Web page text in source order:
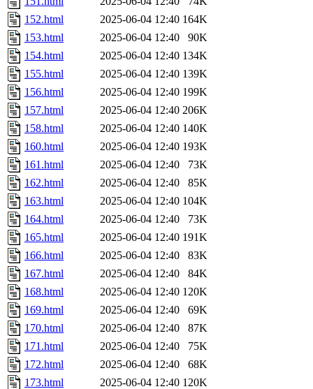
152.html
2025-06-04 12:40 164K
153.html
2025-06-04 12:40
90K
154.html
2025-06-04 12:40 134K
155.html
2025-06-04 12:40 139K
156.html
2025-06-04 12:40 199K
157.html
2025-06-04 12:40 206K
158.html
2025-06-04 12:40 140K
160.html
2025-06-04 12:40 193K
161.html
2025-06-04 12:40
73K
162.html
2025-06-04 12:40
85K
163.html
2025-06-04 12:40 104K
164.html
2025-06-04 12:40
73K
165.html
2025-06-04 12:40 191K
166.html
2025-06-04 12:40
83K
167.html
2025-06-04 12:40
84K
168.html
2025-06-04 12:40 120K
169.html
2025-06-04 12:40
69K
170.html
2025-06-04 12:40
87K
171.html
2025-06-04 12:40
75K
172.html
2025-06-04 12:40
68K
173.html
2025-06-04 12:40 120K